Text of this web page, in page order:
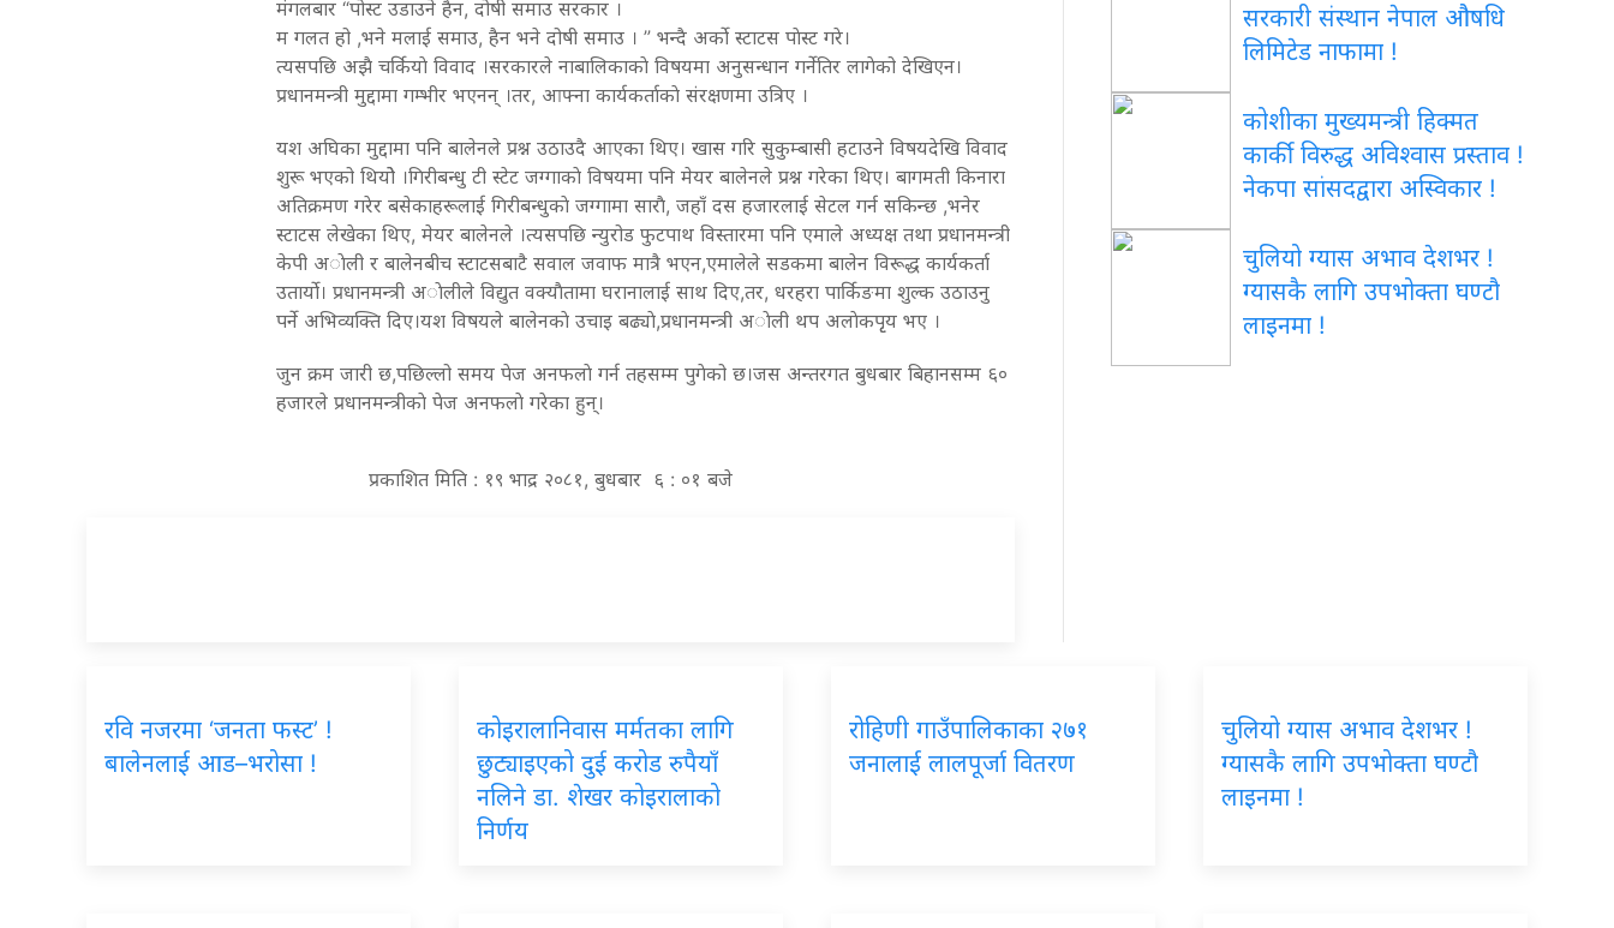
मंगलबार “पोस्ट उडाउने हैन, दोषी समाउ सरकार ।
म गलत हो ,भने मलाई समाउ, हैन भने दोषी समाउ । ” भन्दै अर्को स्टाटस पाेस्ट गरे।
त्यसपछि अझै चर्कियाे विवाद ।सरकारले नाबालिकाकाे विषयमा अनुसन्धान गर्नेतिर लागेको देखिएन।
प्रधानमन्त्री मुद्दामा गम्भीर भएनन् ।तर, आफ्ना कार्यकर्ताकाे संरक्षणमा उत्रिए ।
यश अघिका मुद्दामा पनि बालेनले प्रश्न उठाउदै आएका थिए। खास गरि सुकुम्बासी हटाउने विषयदेखि विवाद
शुरू भएको थियोे ।गिरीबन्धु टी स्टेट जग्गाकाे विषयमा पनि मेयर बालेनले प्रश्न गरेका थिए। बागमती किनारा
अतिक्रमण गरेर बसेकाहरूलाई गिरीबन्धुकाे जग्गामा साराै, जहाँ दस हजारलाई सेटल गर्न सकिन्छ ,भनेर
स्टाटस लेखेका थिए, मेयर बालेनले ।त्यसपछि न्युरोड फुटपाथ विस्तारमा पनि एमाले अध्यक्ष तथा प्रधानमन्त्री
केपी अाेली र बालेनबीच स्टाटसबाटै सवाल जवाफ मात्रै भएन,एमालेले सडकमा बालेन विरूद्ध कार्यकर्ता
उतार्याे। प्रधानमन्त्री अाेलीले विद्युत वक्याैतामा घरानालाई साथ दिए,तर, धरहरा पार्किङमा शुल्क उठाउनु
पर्ने अभिव्यक्ति दिए।यश विषयले बालेनकाे उचाइ बढ्याे,प्रधानमन्त्री अाेली थप अलाेकपृृय भए ।
जुन क्रम जारी छ,पछिल्लो समय पेज अनफलाे गर्न तहसम्म पुगेको छ।जस अन्तरगत बुधबार बिहानसम्म ६०
हजारले प्रधानमन्त्रीकाे पेज अनफलाे गरेका हुन्।
प्रकाशित मिति : १९ भाद्र २०८१, बुधबार ६ : ०१ बजे
सरकारी संस्थान नेपाल औषधि
लिमिटेड नाफामा !
कोशीका मुख्यमन्त्री हिक्मत
कार्की विरुद्ध अविश्वास प्रस्ताव !
नेकपा सांसदद्वारा अस्विकार !
चुलियो ग्यास अभाव देशभर !
ग्यासकै लागि उपभोक्ता घण्टौ
लाइनमा !
रवि नजरमा ‘जनता फस्ट’ !
बालेनलाई आड–भरोसा !
कोइरालानिवास मर्मतका लागि
छुट्याइएको दुई करोड रुपैयाँ
नलिने डा. शेखर कोइरालाको
निर्णय
रोहिणी गाउँपालिकाका २७१
जनालाई लालपूर्जा वितरण
चुलियो ग्यास अभाव देशभर !
ग्यासकै लागि उपभोक्ता घण्टौ
लाइनमा !